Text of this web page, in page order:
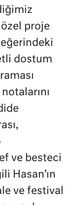
proje
dostum
ve besteci
Hasan’ın
ve festival